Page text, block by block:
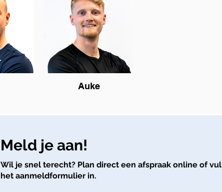
Auke
Meld je aan!
Wil je snel terecht? Plan direct een afspraak online of vul
het aanmeldformulier in.